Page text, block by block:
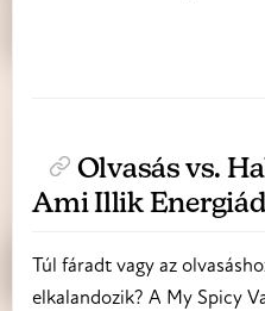
Olvasás vs.
Ami Illik
Túl fáradt vagy az
elkalandozik? A My Spicy